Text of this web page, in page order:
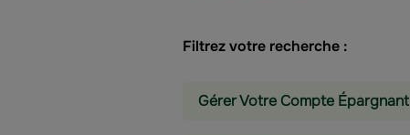
Filtrez votre recherche :
Gérer Votre Compte Épargnant